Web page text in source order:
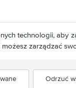
i Sportu
technologii, aby
zarządzać
Odrzuć